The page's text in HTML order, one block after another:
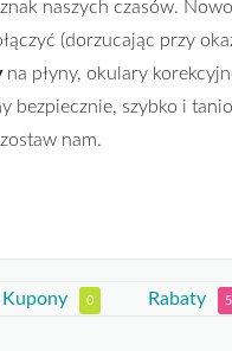
naszych czasów.
(dorzucając przy
na płyny, okulary
bezpiecznie, szybko i
nam.
Kupony 0 Rabaty 5